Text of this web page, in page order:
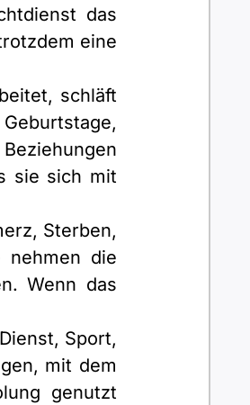
das
eine
schläft
sie sich mit
Sterben,
nehmen die
Wenn das
Sport,
mit dem
genutzt